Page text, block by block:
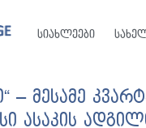
სიახლეები
– მესამე
ასაკის